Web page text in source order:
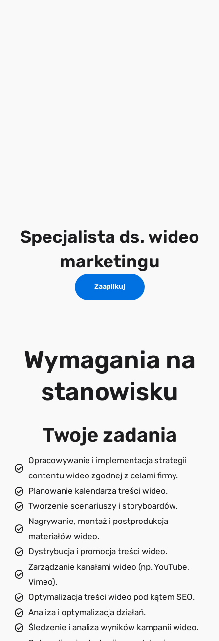
Specjalista ds. wideo
marketingu
Zaaplikuj
Wymagania na
stanowisku
Twoje zadania
Opracowywanie i implementacja strategii
contentu wideo zgodnej z celami firmy.
Planowanie kalendarza treści wideo.
Tworzenie scenariuszy i storyboardów.
Nagrywanie, montaż i postprodukcja
materiałów wideo.
Dystrybucja i promocja treści wideo.
Zarządzanie kanałami wideo (np. YouTube,
Vimeo).
Optymalizacja treści wideo pod kątem SEO.
Analiza i optymalizacja działań.
Śledzenie i analiza wyników kampanii wideo.